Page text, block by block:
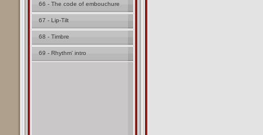
66 - The code of embouchure
67 - Lip-Tilt
68 - Timbre
69 - Rhythm' intro